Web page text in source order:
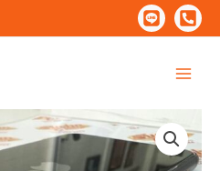
Main
Menu